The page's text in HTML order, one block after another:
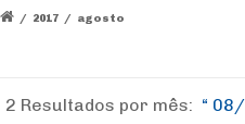
/ 2017 / agosto
2 Resultados por mês: